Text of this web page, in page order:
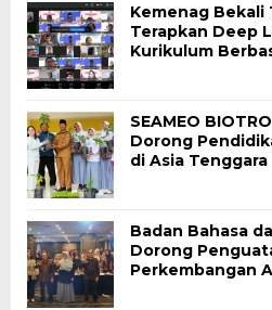
Kemenag Bekali
Terapkan Deep
Kurikulum
SEAMEO
Dorong
di Asia Tenggara
Badan Bahasa
Dorong
Perkembangan